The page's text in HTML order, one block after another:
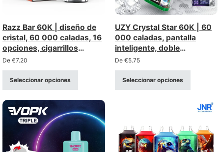
Razz Bar 60K | diseño de
cristal, 60 000 caladas, 16
opciones, cigarrillos
electrónicos desechables a
granel
De €7.20
Seleccionar opciones
UZY Crystal Star 60K | 60
000 caladas, pantalla
inteligente, doble
resistencia de malla, 12
opciones, vaporizador
desechable a granel
De €5.75
Seleccionar opciones